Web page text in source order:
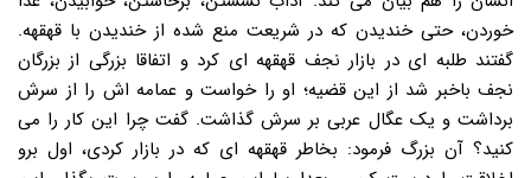
خوردن، حتی خندیدن که در شریعت منع شده از خندیدن با قهقهه.
گفتند طلبه ای در بازار نجف قهقهه ای کرد و اتفاقا بزرگی از بزرگان
نجف باخبر شد از این قضیه؛ او را خواست و عمامه اش را از سرش
برداشت و یک عگال عربی بر سرش گذاشت. گفت چرا این کار را می
کنید؟ آن بزرگ فرمود: بخاطر قهقهه ای که در بازار کردی، اول برو